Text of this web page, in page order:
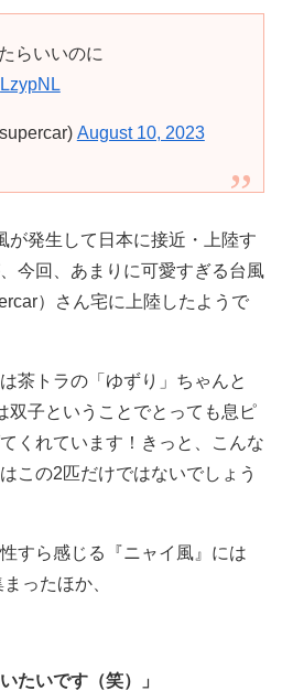
らいいのに
August 10, 2023
が発生して日本に接近・上陸す
今回、あまりに可愛すぎる台風
）さん宅に上陸したようで
茶トラの「ゆずり」ちゃんと
双子ということでとっても息ピ
くれています！きっと、こんな
この2匹だけではないでしょう
すら感じる『ニャイ風』には
ったほか、
たいです（笑）」